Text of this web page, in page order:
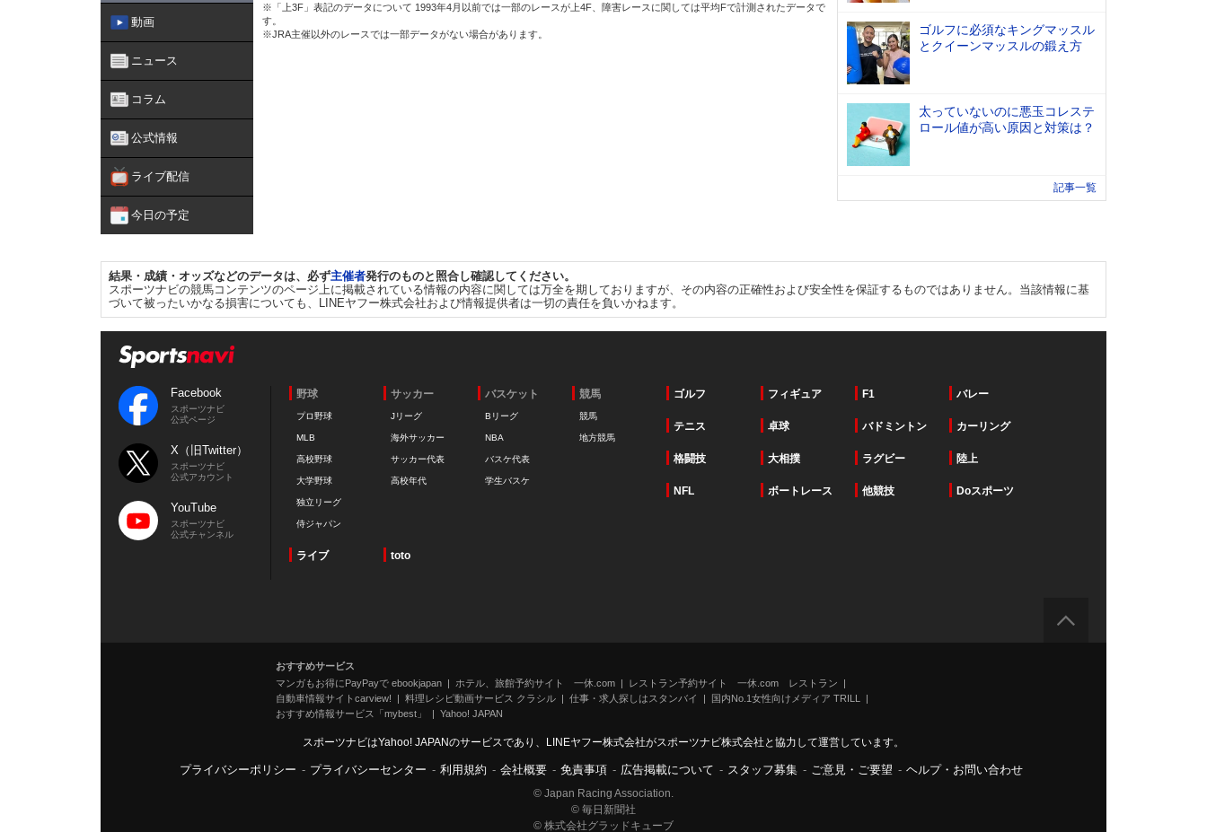
動画
ニュース
コラム
公式情報
ライブ配信
今日の予定
※「上3F」表記のデータについて 1993年4月以前では一部のレースが上4F、障害レースに関しては平均Fで計測されたデータで
す。
※JRA主催以外のレースでは一部データがない場合があります。
ゴルフに必須なキングマッスル
とクイーンマッスルの鍛え方
太っていないのに悪玉コレステ
ロール値が高い原因と対策は？
記事一覧
結果・成績・オッズなどのデータは、必ず主催者発行のものと照合し確認してください。
スポーツナビの競馬コンテンツのページ上に掲載されている情報の内容に関しては万全を期しておりますが、その内容の正確性および安全性を保証するものではありません。当該情報に基
づいて被ったいかなる損害についても、LINEヤフー株式会社および情報提供者は一切の責任を負いかねます。
Facebook
スポーツナビ
公式ページ
X（旧Twitter）
スポーツナビ
公式アカウント
YouTube
スポーツナビ
公式チャンネル
野球
プロ野球
MLB
高校野球
大学野球
独立リーグ
侍ジャパン
サッカー
Jリーグ
海外サッカー
サッカー代表
高校年代
バスケット
Bリーグ
NBA
バスケ代表
学生バスケ
競馬
競馬
地方競馬
ゴルフ フィギュア F1 バレー
テニス 卓球 バドミントン カーリング
格闘技 大相撲 ラグビー 陸上
NFL ボートレース 他競技 Doスポーツ
ライブ toto
おすすめサービス
マンガもお得にPayPayで ebookjapan
ホテル、旅館予約サイト 一休.com
レストラン予約サイト 一休.com レストラン
自動車情報サイトcarview!
料理レシピ動画サービス クラシル 仕事・求人探しはスタンバイ
国内No.1女性向けメディア TRILL
おすすめ情報サービス「mybest」
Yahoo! JAPAN
スポーツナビはYahoo! JAPANのサービスであり、LINEヤフー株式会社がスポーツナビ株式会社と協力して運営しています。
プライバシーポリシー - プライバシーセンター - 利用規約 - 会社概要 - 免責事項 - 広告掲載について - スタッフ募集 - ご意見・ご要望 - ヘルプ・お問い合わせ
© Japan Racing Association.
© 毎日新聞社
© 株式会社グラッドキューブ